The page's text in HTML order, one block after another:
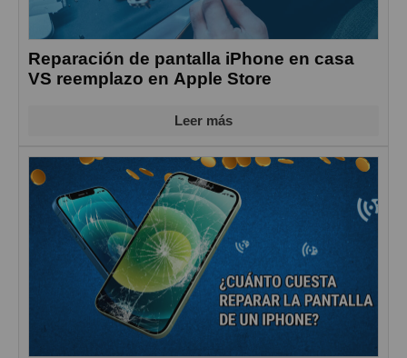
Reparación de pantalla iPhone en casa
VS reemplazo en Apple Store
Leer más